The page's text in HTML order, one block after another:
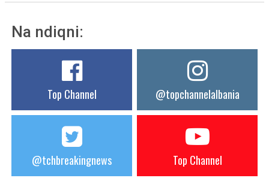
Na ndiqni:
Top Channel @topchannelalbania
@tchbreakingnews Top Channel